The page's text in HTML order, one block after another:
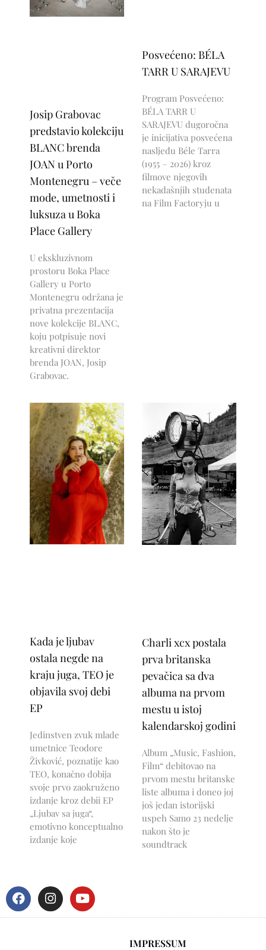
Josip Grabovac
predstavio kolekciju
BLANC brenda
JOAN u Porto
Montenegru – veče
mode, umetnosti i
luksuza u Boka
Place Gallery
U ekskluzivnom
prostoru Boka Place
Gallery u Porto
Montenegru održana je
privatna prezentacija
nove kolekcije BLANC,
koju potpisuje novi
kreativni direktor
brenda JOAN, Josip
Grabovac.
Posvećeno: BÉLA
TARR U SARAJEVU
Program Posvećeno:
BÉLA TARR U
SARAJEVU dugoročna
je inicijativa posvećena
nasljeđu Béle Tarra
(1955 – 2026) kroz
filmove njegovih
nekadašnjih studenata
na Film Factoryju u
Kada je ljubav
ostala negde na
kraju juga, TEO je
objavila svoj debi
EP
Jedinstven zvuk mlade
umetnice Teodore
Živković, poznatije kao
TEO, konačno dobija
svoje prvo zaokruženo
izdanje kroz debii EP
„Ljubav sa juga“,
emotivno konceptualno
izdanje koje
Charli xcx postala
prva britanska
pevačica sa dva
albuma na prvom
mestu u istoj
kalendarskoj godini
Album „Music, Fashion,
Film“ debitovao na
prvom mestu britanske
liste albuma i doneo joj
još jedan istorijski
uspeh Samo 23 nedelje
nakon što je
soundtrack
IMPRESSUM